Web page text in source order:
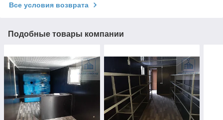
Все условия возврата
Подобные товары компании